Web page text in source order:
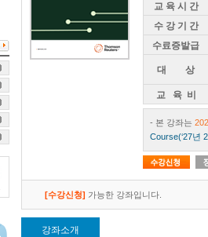
교 육 시 간
수 강 기 간
수료증발급
대 상
교 육 비
- 본 강좌는
Course(‘27년
[수강신청] 가능한 강좌입니다.
강좌소개